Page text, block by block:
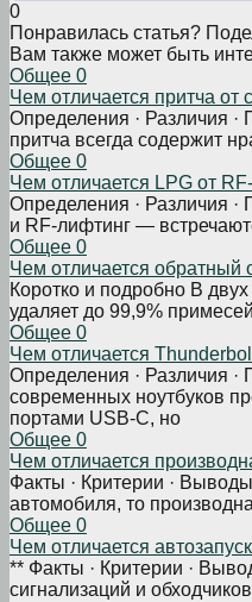
0
Понравилась статья?
Вам также может быть
Общее 0
Чем отличается притча от
Определения · Различия
притча всегда содержит
Общее 0
Чем отличается LPG от
Определения · Различия
и RF-лифтинг —
Общее 0
Чем отличается обратный
Коротко и подробно В
удаляет до 99,9%
Общее 0
Чем отличается
Определения · Различия
современных ноутбуков
портами USB-C, но
Общее 0
Чем отличается
Факты · Критерии ·
автомобиля, то
Общее 0
Чем отличается
** Факты · Критерии ·
сигнализаций и